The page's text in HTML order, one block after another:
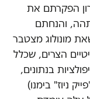
הפקרתם את
והנחתם
מונולוג מצטבר
הצרים, שכלל
בנתונים,
ניוז" בימנו)